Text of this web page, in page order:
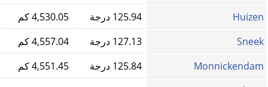
Huizen
125.94 درجة
4,530.05 كم
Sneek
127.13 درجة
4,557.04 كم
Monnickendam
125.84 درجة
4,551.45 كم